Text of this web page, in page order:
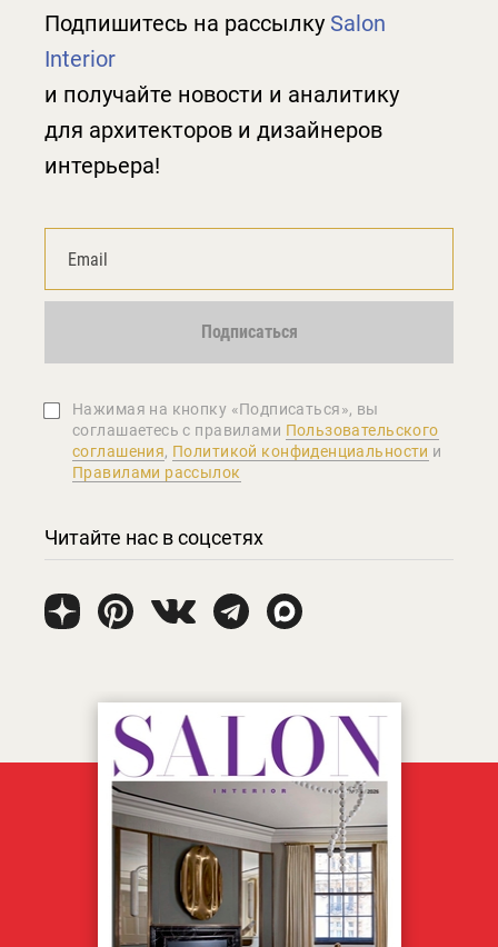
Подпишитесь на рассылку Salon
Interior
и получайте новости и аналитику
для архитекторов и дизайнеров
интерьера!
Подписаться
Нажимая на кнопку «Подписаться», вы
соглашаетеcь с правилами Пользовательского
соглашения, Политикой конфиденциальности и
Правилами рассылок
Читайте нас в соцсетях